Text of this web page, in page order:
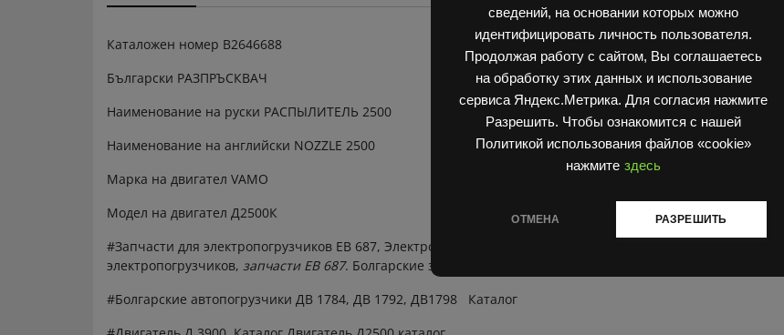
сведений, на основании которых можно
идентифицировать личность пользователя.
Продолжая работу с сайтом, Вы соглашаетесь
на обработку этих данных и использование
сервиса Яндекс.Метрика. Для согласия нажмите
Разрешить. Чтобы ознакомится с нашей
Политикой использования файлов «cookie»
нажмите здесь
ОТМЕНА РАЗРЕШИТЬ
Каталожен номер В2646688
Български РАЗПРЪСКВАЧ
Наименование на руски РАСПЫЛИТЕЛЬ 2500
Наименование на английски NOZZLE 2500
Марка на двигател VAMO
Модел на двигател Д2500К
#Запчасти для электропогрузчиков ЕВ 687, Электропогрузчик EВ 687, запчасти для
электропогрузчиков, запчасти ЕВ 687. Болгарские запчасти
#Болгарские автопогрузчики ДВ 1784, ДВ 1792, ДВ1798 Каталог